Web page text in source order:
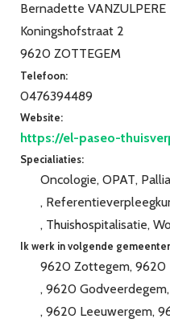
Bernadette VANZULPERE
Koningshofstraat 2
9620 ZOTTEGEM
Telefoon:
0476394489
Website:
https://el-paseo-
Specialiaties:
Oncologie OPAT
Thuishospitalisatie
Ik werk in volgende
9620 Zottegem 9620
9620 Godveerdegem
9620 Leeuwergem